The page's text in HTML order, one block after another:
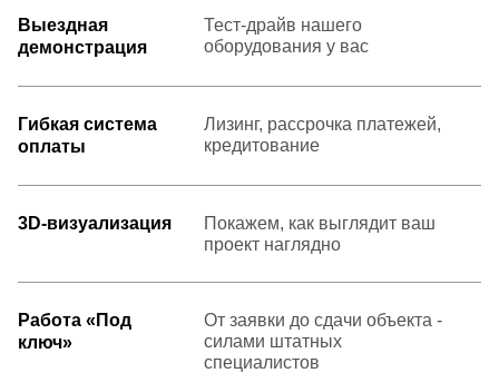
Выездная
демонстрация
Тест-драйв нашего
оборудования у вас
Гибкая система
оплаты
Лизинг, рассрочка платежей,
кредитование
3D-визуализация
Покажем, как выглядит ваш
проект наглядно
Работа «Под
ключ»
От заявки до сдачи объекта -
силами штатных
специалистов